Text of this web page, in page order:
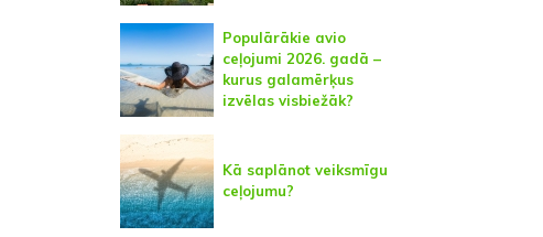
Populārākie avio
ceļojumi 2026. gadā –
kurus galamērķus
izvēlas visbiežāk?
Kā saplānot veiksmīgu
ceļojumu?